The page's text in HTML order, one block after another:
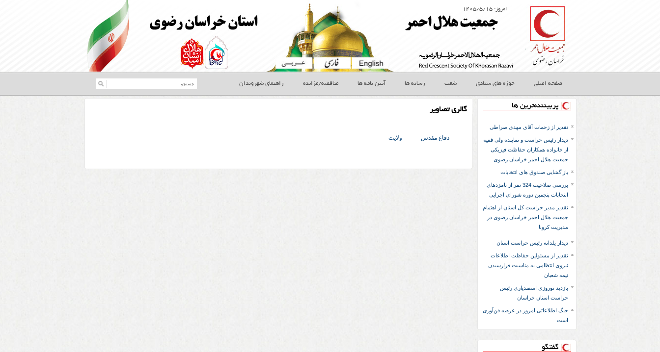
امروز: ۱۴۰۵/۵/۱۵
صفحه اصلی حوزه های ستادی شعب رسانه ها آیین نامه ها مناقصه/مزایده راهنمای شهروندان
پربیننده‌ترین ها
تقدیر از زحمات آقای مهدی صراطی
دیدار رئیس حراست و نماینده ولی فقیه
از خانواده همکاران حفاظت فیزیکی
جمعیت هلال احمر خراسان رضوی
باز گشایی صندوق های انتخابات
بررسی صلاحیت 324 نفر از نامزدهای
انتخابات پنجمین دوره شورای اجرایی
تقدیر مدیر حراست کل استان از اهتمام
جمعیت هلال احمر خراسان رضوی در
مدیریت کرونا
دیدار یلدانه رئیس حراست استان
تقدیر از مسئولین حفاظت اطلاعات
نیروی انتظامی به مناسبت فرارسیدن
نیمه شعبان
بازدید نوروزی اسفندیاری رئیس
حراست استان خراسان
جنگ اطلاعاتی امروز در عرصه فن‌آوری
است
گفتگو
گالری تصاویر
دفاع مقدس ولایت